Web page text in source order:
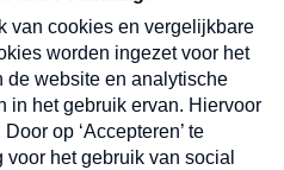
Verzend